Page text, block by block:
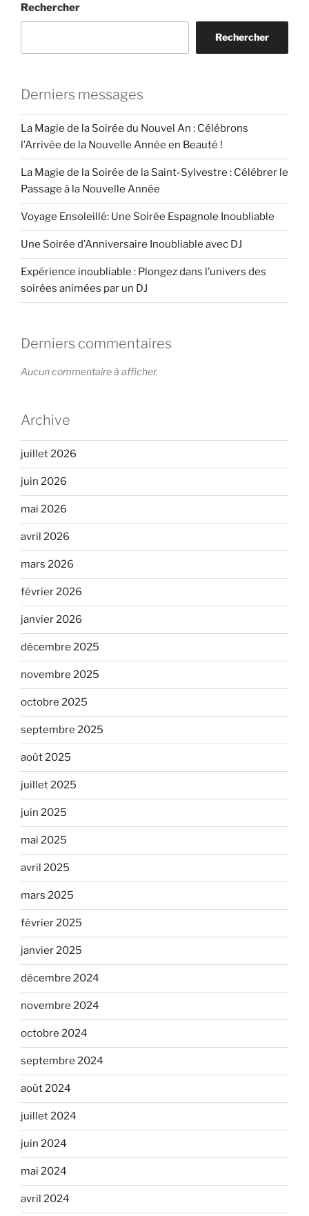
Rechercher
Rechercher
Derniers messages
La Magie de la Soirée du Nouvel An : Célébrons
l’Arrivée de la Nouvelle Année en Beauté !
La Magie de la Soirée de la Saint-Sylvestre : Célébrer le
Passage à la Nouvelle Année
Voyage Ensoleillé: Une Soirée Espagnole Inoubliable
Une Soirée d’Anniversaire Inoubliable avec DJ
Expérience inoubliable : Plongez dans l’univers des
soirées animées par un DJ
Derniers commentaires
Aucun commentaire à afficher.
Archive
juillet 2026
juin 2026
mai 2026
avril 2026
mars 2026
février 2026
janvier 2026
décembre 2025
novembre 2025
octobre 2025
septembre 2025
août 2025
juillet 2025
juin 2025
mai 2025
avril 2025
mars 2025
février 2025
janvier 2025
décembre 2024
novembre 2024
octobre 2024
septembre 2024
août 2024
juillet 2024
juin 2024
mai 2024
avril 2024